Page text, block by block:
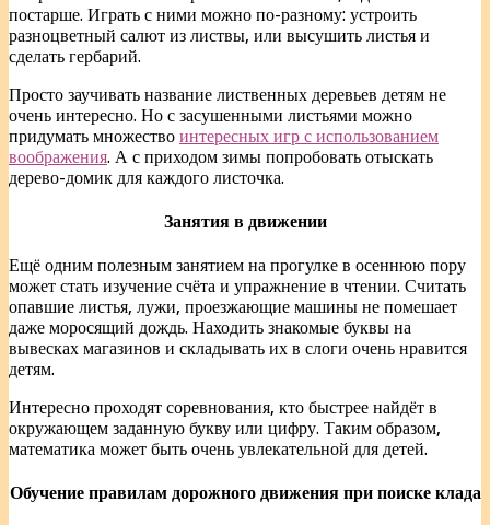
постарше. Играть с ними можно по-разному: устроить
разноцветный салют из листвы, или высушить листья и
сделать гербарий.
Просто заучивать название лиственных деревьев детям не
очень интересно. Но с засушенными листьями можно
придумать множество интересных игр с использованием
воображения. А с приходом зимы попробовать отыскать
дерево-домик для каждого листочка.
Занятия в движении
Ещё одним полезным занятием на прогулке в осеннюю пору
может стать изучение счёта и упражнение в чтении. Считать
опавшие листья, лужи, проезжающие машины не помешает
даже моросящий дождь. Находить знакомые буквы на
вывесках магазинов и складывать их в слоги очень нравится
детям.
Интересно проходят соревнования, кто быстрее найдёт в
окружающем заданную букву или цифру. Таким образом,
математика может быть очень увлекательной для детей.
Обучение правилам дорожного движения при поиске клада